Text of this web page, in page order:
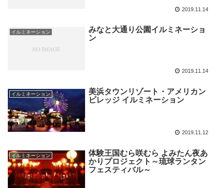
2019.11.14
イルミネーション
みなと大通り公園イルミネーショ
ン
2019.11.14
イルミネーション
美浜タウンリゾート・アメリカン
ビレッジ イルミネーション
2019.11.12
イルミネーション
体験王国むら咲むら よみたん夜あ
かりプロジェクト～琉球ランタン
フェスティバル～